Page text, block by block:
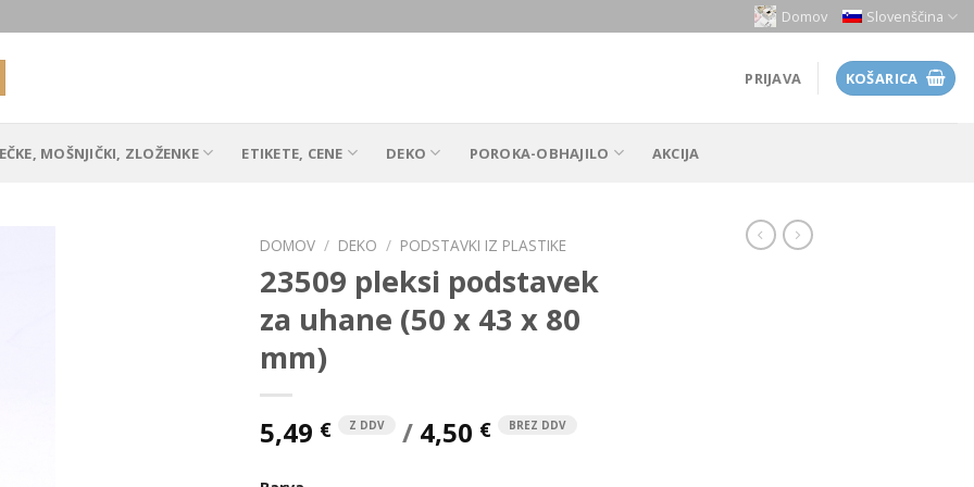
Domov Slovenščina
PRIJAVA KOŠARICA
MOŠNJIČKI, ZLOŽENKE ETIKETE, CENE DEKO POROKA-OBHAJILO AKCIJA
DOMOV / DEKO / PODSTAVKI IZ PLASTIKE
23509 pleksi podstavek
za uhane (50 x 43 x 80
mm)
5,49 € Z DDV / 4,50 € BREZ DDV